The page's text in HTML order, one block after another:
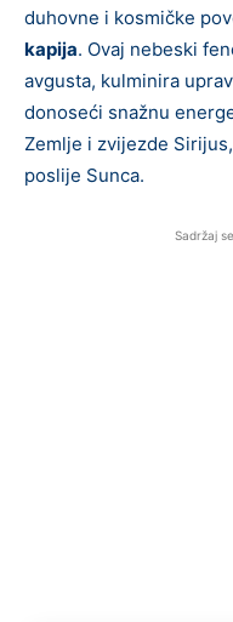
duhovne i kosmičke
kapija. Ovaj nebeski
avgusta, kulminira
donoseći snažnu
Zemlje i zvijezde
poslije Sunca.
Sadržaj